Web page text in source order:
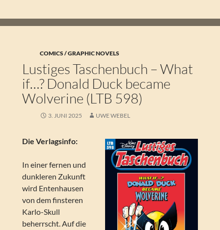
COMICS / GRAPHIC NOVELS
Lustiges Taschenbuch – What
if…? Donald Duck became
Wolverine (LTB 598)
3. JUNI 2025 UWE WEBEL
Die Verlagsinfo:
In einer fernen und
dunkleren Zukunft
wird Entenhausen
von dem finsteren
Karlo-Skull
beherrscht. Auf die